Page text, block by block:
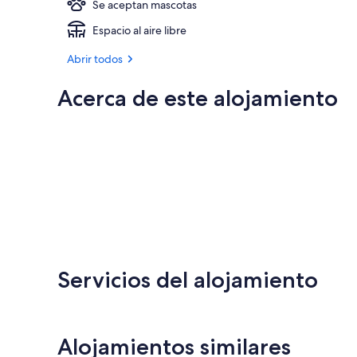
Se aceptan mascotas
Espacio al aire libre
Abrir todos
Acerca de este alojamiento
Servicios del alojamiento
Alojamientos similares